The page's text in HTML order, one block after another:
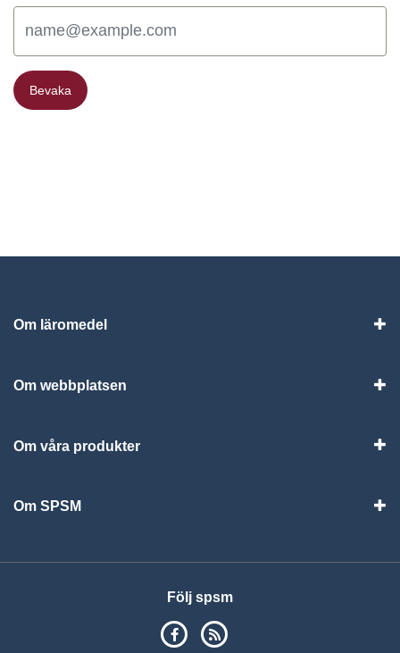
Bevaka
Bevaka
Om läromedel
Om webbplatsen
Om våra produkter
Om SPSM
Följ spsm
SPSM på Facebook